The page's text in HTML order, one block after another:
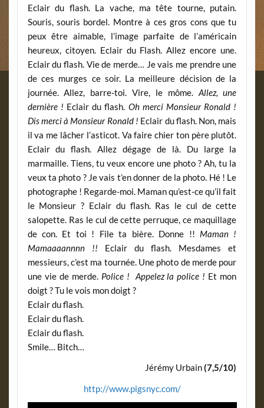
Eclair du flash. La vache, ma tête tourne, putain.
Souris, souris bordel. Montre à ces gros cons que tu
peux être aimable, l’image parfaite de l’américain
heureux, citoyen. Eclair du Flash. Allez encore une.
Eclair du flash. Vie de merde… Je vais me prendre une
de ces murges ce soir. La meilleure décision de la
journée. Allez, barre-toi. Vire, le môme. Allez, une
dernière ! Eclair du flash. Oh merci Monsieur Ronald !
Dis merci à Monsieur Ronald ! Eclair du flash. Non, mais
il va me lâcher l’asticot. Va faire chier ton père plutôt.
Eclair du flash. Allez dégage de là. Du large la
marmaille. Tiens, tu veux encore une photo ? Ah, tu la
veux ta photo ? Je vais t’en donner de la photo. Hé ! Le
photographe ! Regarde-moi. Maman qu’est-ce qu’il fait
le Monsieur ? Eclair du flash. Ras le cul de cette
salopette. Ras le cul de cette perruque, ce maquillage
de con. Et toi ! File ta bière. Donne !! Maman !
Mamaaaannnn !! Eclair du flash. Mesdames et
messieurs, c’est ma tournée. Une photo de merde pour
une vie de merde. Police ! Appelez la police ! Et mon
doigt ? Tu le vois mon doigt ?
Eclair du flash.
Eclair du flash.
Eclair du flash.
Smile… Bitch…
Jérémy Urbain(7,5/10)
http://www.pigsnyc.com/